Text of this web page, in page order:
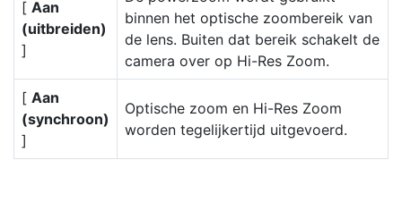
[ Aan
(uitbreiden)
]
binnen het optische zoombereik van
de lens. Buiten dat bereik schakelt de
camera over op Hi-Res Zoom.
[ Aan
(synchroon)
]
Optische zoom en Hi-Res Zoom
worden tegelijkertijd uitgevoerd.